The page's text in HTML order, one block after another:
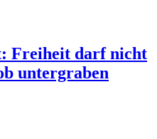
Freiheit darf nicht
untergraben